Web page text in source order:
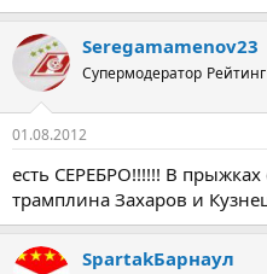
Seregamamenov23
Супермодератор
01.08.2012
есть СЕРЕБРО!!!!!! В
трамплина Захаров и
SpartakБарнаул